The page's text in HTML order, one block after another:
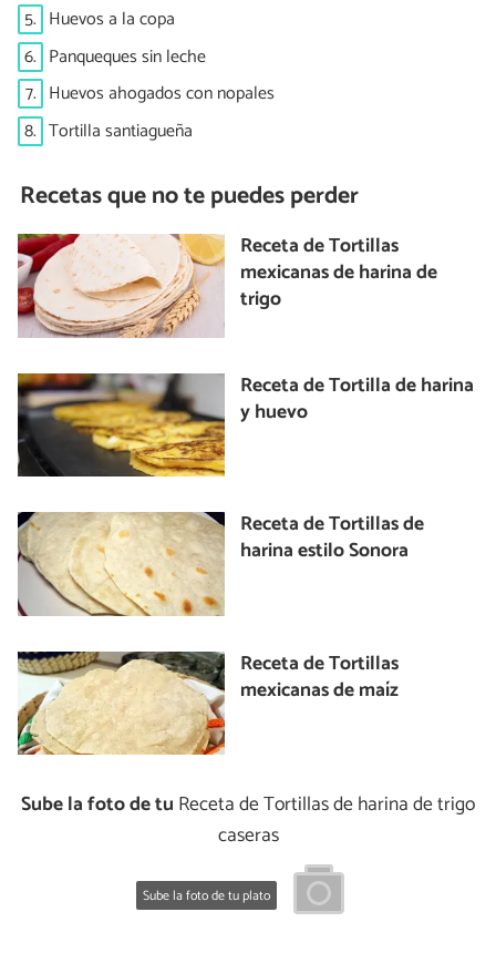
5. Huevos a la copa
6. Panqueques sin leche
7. Huevos ahogados con nopales
8. Tortilla santiagueña
Recetas que no te puedes perder
Receta de Tortillas
mexicanas de harina de
trigo
Receta de Tortilla de harina
y huevo
Receta de Tortillas de
harina estilo Sonora
Receta de Tortillas
mexicanas de maíz
Sube la foto de tu Receta de Tortillas de harina de trigo
caseras
Sube la foto de tu plato